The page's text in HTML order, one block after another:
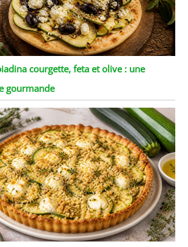
courgette, feta et olive : une
gourmande